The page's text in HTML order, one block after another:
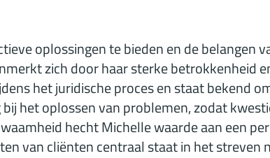
oplossingen te bieden en de belangen
zich door haar sterke betrokkenheid
het juridische proces en staat bekend
het oplossen van problemen, zodat
hecht Michelle waarde aan een
van cliënten centraal staat in het streven